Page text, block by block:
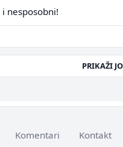
nesposobni!
PRIKAŽI
Komentari Kontakt